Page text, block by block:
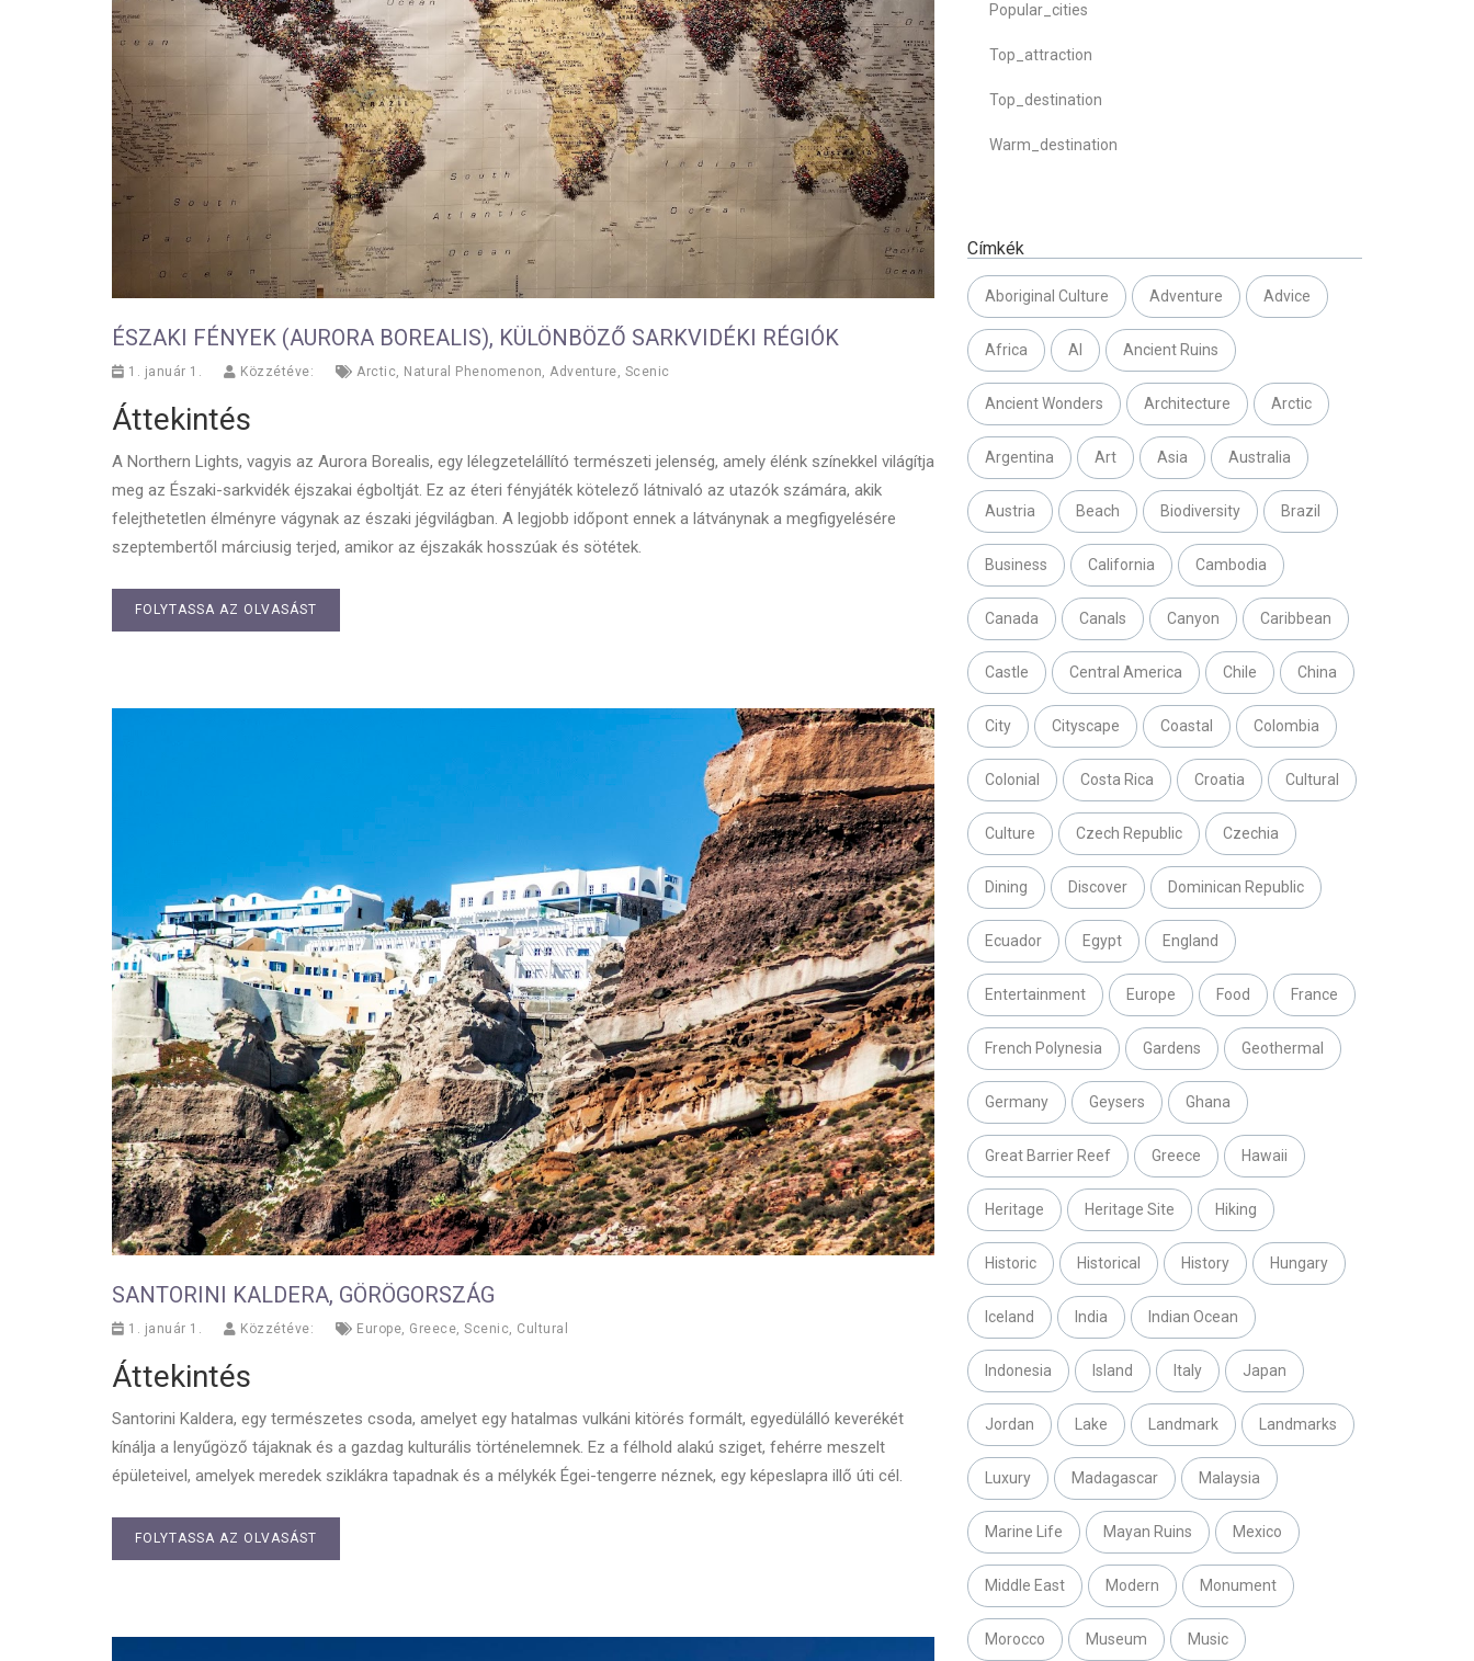
ÉSZAKI FÉNYEK (AURORA BOREALIS), KÜLÖNBÖZŐ SARKVIDÉKI RÉGIÓK
1. január 1. Közzétéve: Arctic, Natural Phenomenon, Adventure, Scenic
Áttekintés
A Northern Lights, vagyis az Aurora Borealis, egy lélegzetelállító természeti jelenség, amely élénk színekkel világítja
meg az Északi-sarkvidék éjszakai égboltját. Ez az éteri fényjáték kötelező látnivaló az utazók számára, akik
felejthetetlen élményre vágynak az északi jégvilágban. A legjobb időpont ennek a látványnak a megfigyelésére
szeptembertől márciusig terjed, amikor az éjszakák hosszúak és sötétek.
FOLYTASSA AZ OLVASÁST
SANTORINI KALDERA, GÖRÖGORSZÁG
1. január 1. Közzétéve: Europe, Greece, Scenic, Cultural
Áttekintés
Santorini Kaldera, egy természetes csoda, amelyet egy hatalmas vulkáni kitörés formált, egyedülálló keverékét
kínálja a lenyűgöző tájaknak és a gazdag kulturális történelemnek. Ez a félhold alakú sziget, fehérre meszelt
épületeivel, amelyek meredek sziklákra tapadnak és a mélykék Égei-tengerre néznek, egy képeslapra illő úti cél.
FOLYTASSA AZ OLVASÁST
Popular_cities
Top_attraction
Top_destination
Warm_destination
Címkék
Aboriginal Culture Adventure Advice
Africa AI Ancient Ruins
Ancient Wonders Architecture Arctic
Argentina Art Asia Australia
Austria Beach Biodiversity Brazil
Business California Cambodia
Canada Canals Canyon Caribbean
Castle Central America Chile China
City Cityscape Coastal Colombia
Colonial Costa Rica Croatia Cultural
Culture Czech Republic Czechia
Dining Discover Dominican Republic
Ecuador Egypt England
Entertainment Europe Food France
French Polynesia Gardens Geothermal
Germany Geysers Ghana
Great Barrier Reef Greece Hawaii
Heritage Heritage Site Hiking
Historic Historical History Hungary
Iceland India Indian Ocean
Indonesia Island Italy Japan
Jordan Lake Landmark Landmarks
Luxury Madagascar Malaysia
Marine Life Mayan Ruins Mexico
Middle East Modern Monument
Morocco Museum Music